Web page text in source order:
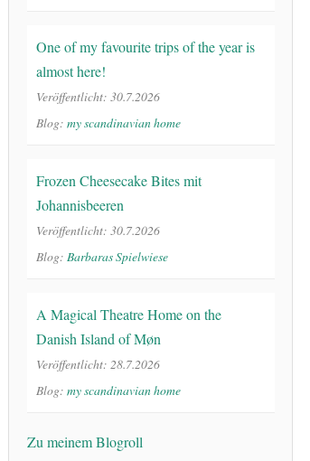
One of my favourite trips of the year is
almost here!
Veröffentlicht: 30.7.2026
Blog: my scandinavian home
Frozen Cheesecake Bites mit
Johannisbeeren
Veröffentlicht: 30.7.2026
Blog: Barbaras Spielwiese
A Magical Theatre Home on the
Danish Island of Møn
Veröffentlicht: 28.7.2026
Blog: my scandinavian home
Zu meinem Blogroll